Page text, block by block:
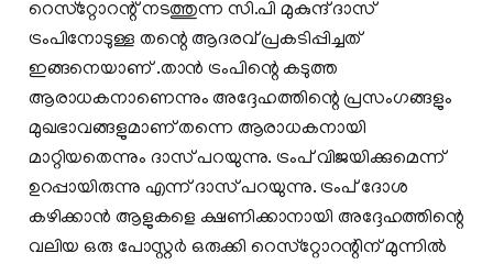
റെസ്‌റ്റോറന്റ് നടത്തുന്ന സി.പി മുകുന്ദ് ദാസ്
ട്രംപിനോടുള്ള തന്റെ ആദരവ് പ്രകടിപ്പിച്ചത്
ഇങ്ങനെയാണ് .താന്‍ ട്രംപിന്റെ കടുത്ത
ആരാധകനാണെന്നും അദ്ദേഹത്തിന്റെ പ്രസംഗങ്ങളും
മുഖഭാവങ്ങളുമാണ് തന്നെ ആരാധകനായി
മാറ്റിയതെന്നും ദാസ് പറയുന്നു. ട്രംപ് വിജയിക്കുമെന്ന്
ഉറപ്പായിരുന്നു എന്ന് ദാസ് പറയുന്നു. ട്രംപ് ദോശ
കഴിക്കാന്‍ ആളുകളെ ക്ഷണിക്കാനായി അദ്ദേഹത്തിന്റെ
വലിയ ഒരു പോസ്റ്റര്‍ ഒരുക്കി റെസ്‌റ്റോറന്റിന് മുന്നില്‍